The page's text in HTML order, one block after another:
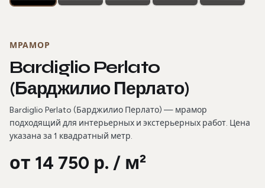
МРАМОР
Bardiglio Perlato
(Барджилио Перлато)
Bardiglio Perlato (Барджилио Перлато) — мрамор
подходящий для интерьерных и экстерьерных работ. Цена
указана за 1 квадратный метр.
от 14 750 р. / м²